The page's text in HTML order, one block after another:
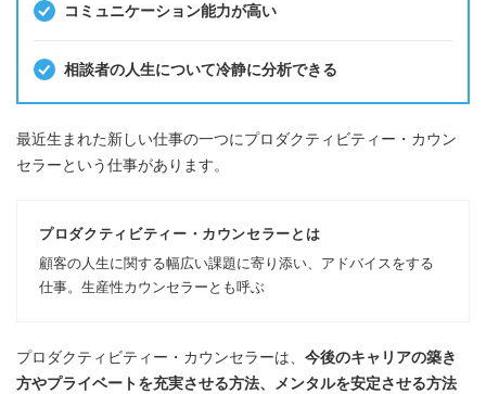
コミュニケーション能力が高い
相談者の人生について冷静に分析できる
最近生まれた新しい仕事の一つにプロダクティビティー・カウン
セラーという仕事があります。
プロダクティビティー・カウンセラーとは
顧客の人生に関する幅広い課題に寄り添い、アドバイスをする
仕事。生産性カウンセラーとも呼ぶ
プロダクティビティー・カウンセラーは、 今後のキャリアの築き
方やプライベートを充実させる方法、メンタルを安定させる方法